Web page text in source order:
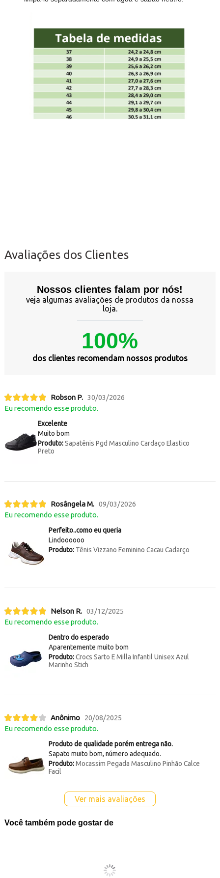
Avaliações dos Clientes
Nossos clientes falam por nós!
veja algumas avaliações de produtos da nossa
loja.
100%
dos clientes recomendam nossos produtos
Robson P. 30/03/2026
Eu recomendo esse produto.
Excelente
Muito bom
Produto:Sapatênis Pgd Masculino Cardaço Elastico
Preto
Rosângela M. 09/03/2026
Eu recomendo esse produto.
Perfeito..como eu queria
Lindoooooo
Produto:Tênis Vizzano Feminino Cacau Cadarço
Nelson R. 03/12/2025
Eu recomendo esse produto.
Dentro do esperado
Aparentemente muito bom
Produto:Crocs Sarto E Milla Infantil Unisex Azul
Marinho Stich
Anônimo 20/08/2025
Eu recomendo esse produto.
Produto de qualidade porém entrega não.
Sapato muito bom, número adequado.
Produto:Mocassim Pegada Masculino Pinhão Calce
Facil
Ver mais avaliações
Você também pode gostar de